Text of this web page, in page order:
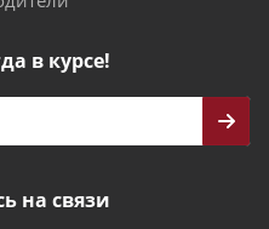
в курсе!
на связи